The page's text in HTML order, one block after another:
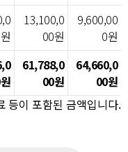
13,100,0
00원
9,600,00
0원
61,788,0
00원
64,660,0
00원
등이 포함된 금액입니다.